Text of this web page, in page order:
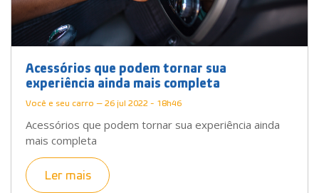
Acessórios que podem tornar sua
experiência ainda mais completa
Você e seu carro — 26 jul 2022 - 18h46
Acessórios que podem tornar sua experiência ainda
mais completa
Ler mais